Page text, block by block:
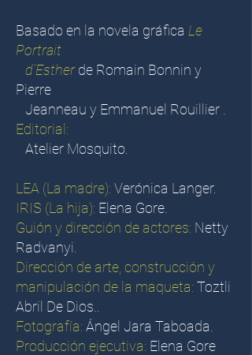
Basado en la novela gráfica Le
Portrait
d’Estherde Romain Bonnin y
Pierre
Jeanneau y Emmanuel Rouillier .
Editorial:
Atelier Mosquito.
LEA (La madre): Verónica Langer.
IRIS (La hija): Elena Gore.
Guión y dirección de actores: Netty
Radvanyi.
Dirección de arte, construcción y
manipulación de la maqueta: Toztli
Abril De Dios.
Fotografía: Ángel Jara Taboada.
Producción ejecutiva: Elena Gore